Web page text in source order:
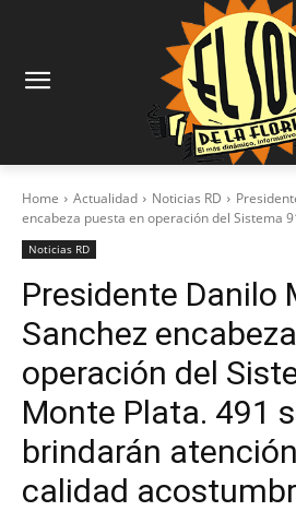
Home Actualidad Noticias RD
encabeza puesta en operación del Sistema
Noticias RD
Presidente Danilo
Sanchez
operación del
Monte Plata. 491
brindarán
calidad